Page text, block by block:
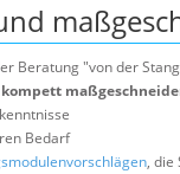
Beratung "von der
Bedarf
, die